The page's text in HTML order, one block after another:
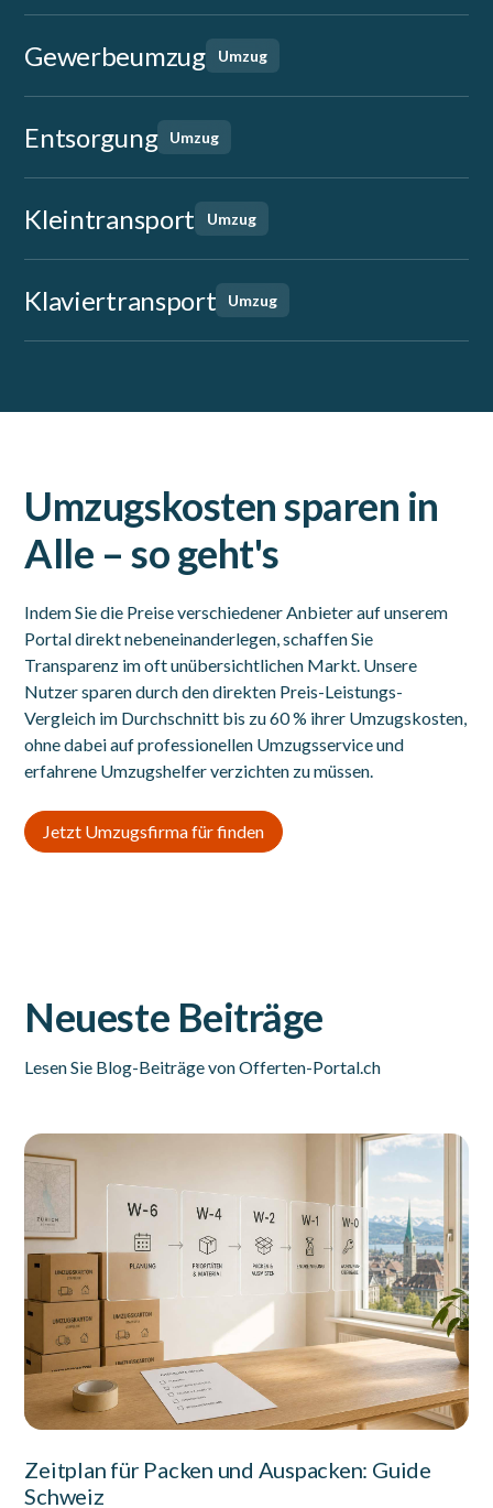
Gewerbeumzug Umzug
Entsorgung Umzug
Kleintransport Umzug
Klaviertransport Umzug
Umzugskosten sparen in
Alle – so geht's
Indem Sie die Preise verschiedener Anbieter auf unserem
Portal direkt nebeneinanderlegen, schaffen Sie
Transparenz im oft unübersichtlichen Markt. Unsere
Nutzer sparen durch den direkten Preis-Leistungs-
Vergleich im Durchschnitt bis zu 60 % ihrer Umzugskosten,
ohne dabei auf professionellen Umzugsservice und
erfahrene Umzugshelfer verzichten zu müssen.
Jetzt Umzugsfirma für finden
Neueste Beiträge
Lesen Sie Blog-Beiträge von Offerten-Portal.ch
Zeitplan für Packen und Auspacken: Guide
Schweiz